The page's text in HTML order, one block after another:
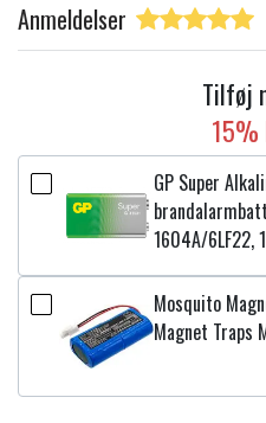
Anmeldelser
Tilføj
15%
GP Super
1604A/6LF22,
Mosquito
Magnet Traps